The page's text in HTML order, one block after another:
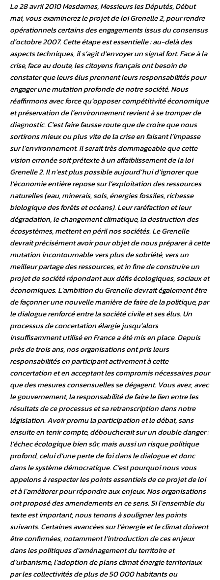
Le 28 avril 2010 Mesdames, Messieurs les Députés, Début
mai, vous examinerez le projet de loi Grenelle 2, pour rendre
opérationnels certains des engagements issus du consensus
d’octobre 2007. Cette étape est essentielle : au-delà des
aspects techniques, il s’agit d’envoyer un signal fort. Face à la
crise, face au doute, les citoyens français ont besoin de
constater que leurs élus prennent leurs responsabilités pour
engager une mutation profonde de notre société. Nous
réaffirmons avec force qu’opposer compétitivité économique
et préservation de l’environnement revient à se tromper de
diagnostic. C’est faire fausse route que de croire que nous
sortirons mieux ou plus vite de la crise en faisant l’impasse
sur l’environnement. Il serait très dommageable que cette
vision erronée soit prétexte à un affaiblissement de la loi
Grenelle 2. Il n’est plus possible aujourd’hui d’ignorer que
l’économie entière repose sur l’exploitation des ressources
naturelles (eau, minerais, sols, énergies fossiles, richesse
biologique des forêts et océans). Leur raréfaction et leur
dégradation, le changement climatique, la destruction des
écosystèmes, mettent en péril nos sociétés. Le Grenelle
devrait précisément avoir pour objet de nous préparer à cette
mutation incontournable vers plus de sobriété, vers un
meilleur partage des ressources, et in fine de construire un
projet de société répondant aux défis écologiques, sociaux et
économiques. L’ambition du Grenelle devrait également être
de façonner une nouvelle manière de faire de la politique, par
le dialogue renforcé entre la société civile et ses élus. Un
processus de concertation élargie jusqu’alors
insuffisamment utilisé en France a été mis en place. Depuis
près de trois ans, nos organisations ont pris leurs
responsabilités en participant activement à cette
concertation et en acceptant les compromis nécessaires pour
que des mesures consensuelles se dégagent. Vous avez, avec
le gouvernement, la responsabilité de faire le lien entre les
résultats de ce processus et sa retranscription dans notre
législation. Avoir promu la participation et le débat, sans
ensuite en tenir compte, déboucherait sur un double danger :
l’échec écologique bien sûr, mais aussi un risque politique
profond, celui d’une perte de foi dans le dialogue et donc
dans le système démocratique. C’est pourquoi nous vous
appelons à respecter les points essentiels de ce projet de loi
et à l’améliorer pour répondre aux enjeux. Nos organisations
ont proposé des amendements en ce sens. Si l’ensemble du
texte est important, nous tenons à souligner les points
suivants. Certaines avancées sur l’énergie et le climat doivent
être confirmées, notamment l’introduction de ces enjeux
dans les politiques d’aménagement du territoire et
d’urbanisme, l’adoption de plans climat énergie territoriaux
par les collectivités de plus de 50 000 habitants ou